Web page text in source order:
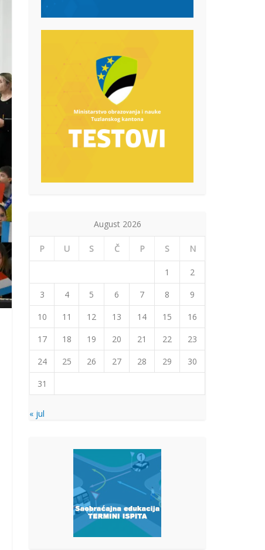
August 2026
P U S Č P S N
1
2
3
4 5 6 7 8
9
10
11 12 13 14 15
16
17
18 19 20 21 22
23
24
25 26 27 28 29
30
31
« jul